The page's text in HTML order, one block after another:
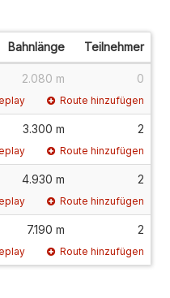
Bahnlänge Teilnehmer
2.080 m 0
Route hinzufügen
3.300 m 2
Route hinzufügen
4.930 m 2
Route hinzufügen
7.190 m 2
Route hinzufügen